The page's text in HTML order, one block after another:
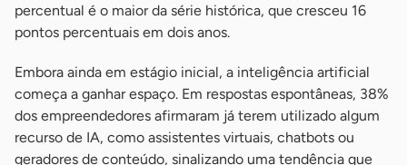
percentual é o maior da série histórica, que cresceu 16
pontos percentuais em dois anos.
Embora ainda em estágio inicial, a inteligência artificial
começa a ganhar espaço. Em respostas espontâneas, 38%
dos empreendedores afirmaram já terem utilizado algum
recurso de IA, como assistentes virtuais, chatbots ou
geradores de conteúdo, sinalizando uma tendência que